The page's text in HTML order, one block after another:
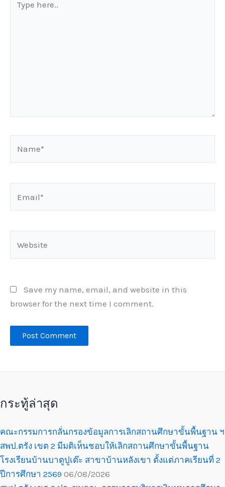
here..
Save my name, email, and website in this
browser for the next time I comment.
กระทู้ล่าสุด
คณะกรรมการกลั่นกรองข้อมูลการเลิกสถานศึกษาขั้นพื้นฐาน ฯ
สพป.ตรัง เขต 2 มีมติเห็นชอบให้เลิกสถานศึกษาขั้นพื้นฐาน
โรงเรียนบ้านบาตูปูเต๊ะ สาขาบ้านหลังเขา ตั้งแต่ภาคเรียนที่ 2
ปีการศึกษา 2569 06/08/2026